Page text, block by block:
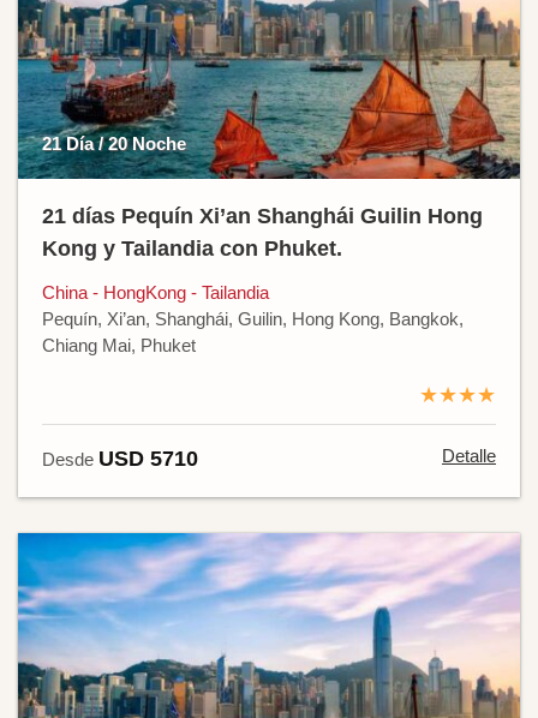
21 Día / 20 Noche
21 días Pequín Xi’an Shanghái Guilin Hong
Kong y Tailandia con Phuket.
China - HongKong - Tailandia
Pequín, Xi’an, Shanghái, Guilin, Hong Kong, Bangkok,
Chiang Mai, Phuket
★★★★
Desde USD 5710 Detalle